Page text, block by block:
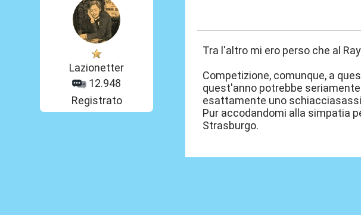
Lazionetter
12.948
Registrato
Tra l'altro mi ero perso che al
Competizione, comunque, a
quest'anno potrebbe
esattamente uno
Pur accodandomi alla simpatia
Strasburgo.